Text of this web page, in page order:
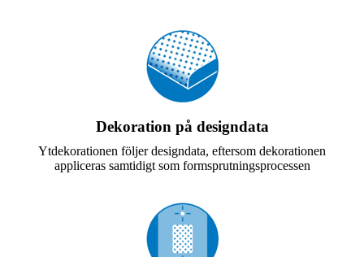
Dekoration på designdata
Ytdekorationen följer designdata, eftersom dekorationen
appliceras samtidigt som formsprutningsprocessen